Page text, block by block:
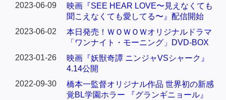
2023-06-09
映画『SEE HEAR LOVE〜見えなくても
聞こえなくても愛してる〜』配信開始
2023-06-02
本日発売！ＷＯＷＯＷオリジナルドラマ
「ワンナイト・モーニング」DVD-BOX
2023-01-26
映画『妖獣奇譚 ニンジャVSシャーク』
4.14公開
2022-09-30
橋本一監督オリジナル作品 世界初の新感
覚BL学園ホラー 『グランギニョール』